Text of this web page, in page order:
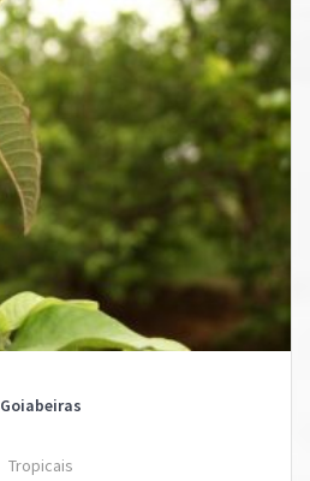
Goiabeiras
Tropicais